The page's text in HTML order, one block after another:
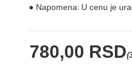
780,00 RSD
Napomena: U cenu je